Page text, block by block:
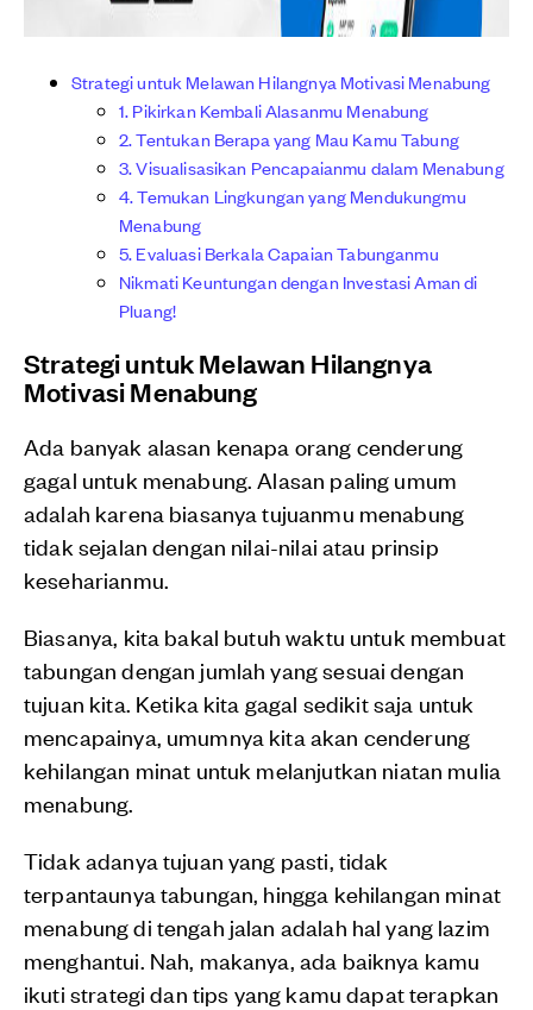
Strategi untuk Melawan Hilangnya Motivasi Menabung
1. Pikirkan Kembali Alasanmu Menabung
2. Tentukan Berapa yang Mau Kamu Tabung
3. Visualisasikan Pencapaianmu dalam Menabung
4. Temukan Lingkungan yang Mendukungmu
Menabung
5. Evaluasi Berkala Capaian Tabunganmu
Nikmati Keuntungan dengan Investasi Aman di
Pluang!
Strategi untuk Melawan Hilangnya
Motivasi Menabung
Ada banyak alasan kenapa orang cenderung
gagal untuk menabung. Alasan paling umum
adalah karena biasanya tujuanmu menabung
tidak sejalan dengan nilai-nilai atau prinsip
keseharianmu.
Biasanya, kita bakal butuh waktu untuk membuat
tabungan dengan jumlah yang sesuai dengan
tujuan kita. Ketika kita gagal sedikit saja untuk
mencapainya, umumnya kita akan cenderung
kehilangan minat untuk melanjutkan niatan mulia
menabung.
Tidak adanya tujuan yang pasti, tidak
terpantaunya tabungan, hingga kehilangan minat
menabung di tengah jalan adalah hal yang lazim
menghantui. Nah, makanya, ada baiknya kamu
ikuti strategi dan tips yang kamu dapat terapkan